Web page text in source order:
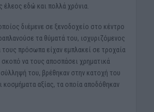
έλεος εδώ και πολλά χρόνια.
διέμενε σε ξενοδοχείο στο κέντρο
τα θύματά του, ισχυριζόμενος
τους πρόσωπα είχαν εμπλακεί σε τροχαία
σκοπό να τους αποσπάσει χρηματικά
του, βρέθηκαν στην κατοχή του
κοσμήματα αξίας, τα οποία αποδόθηκαν